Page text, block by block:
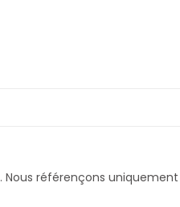
. Nous référençons